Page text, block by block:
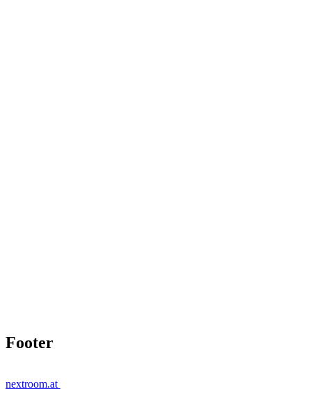
Footer
nextroom.at